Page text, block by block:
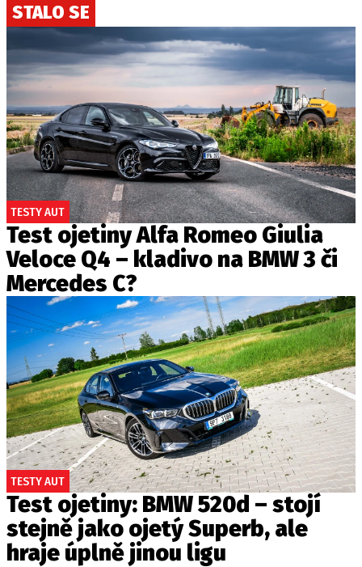
STALO SE
TESTY AUT
Test ojetiny Alfa Romeo Giulia
Veloce Q4 – kladivo na BMW 3 či
Mercedes C?
TESTY AUT
Test ojetiny: BMW 520d – stojí
stejně jako ojetý Superb, ale
hraje úplně jinou ligu